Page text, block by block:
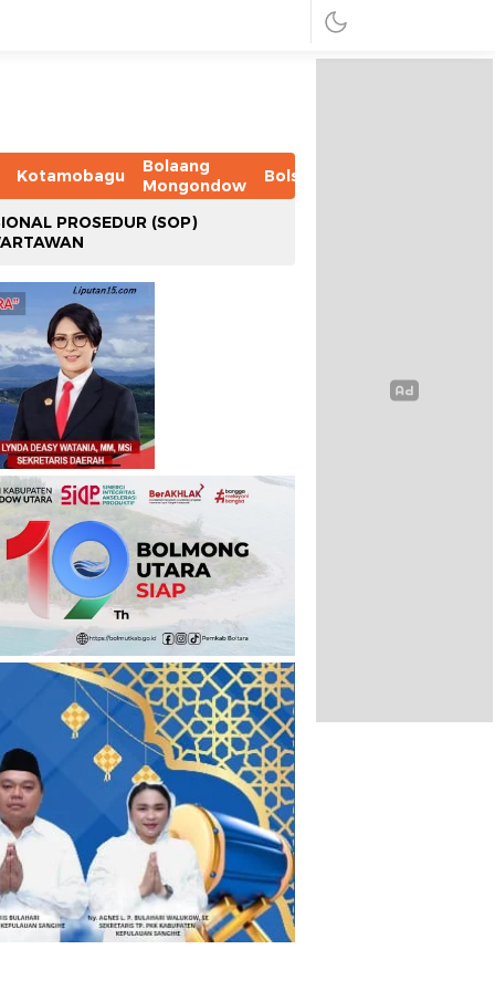
Kotamobagu
Bolaang
Mongondow
Bolsel
PROSEDUR (SOP)